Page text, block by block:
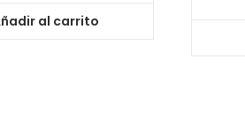
al carrito